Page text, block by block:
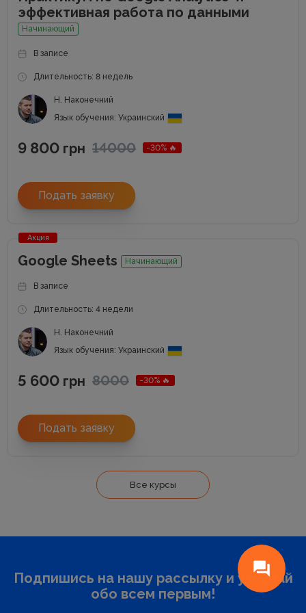
эффективная работа по данными
Начинающий
В записе
Длительность: 8 недель
Н. Наконечний
Язык обучения: Украинский
9 800 грн 14000 -30% 🔥
Подать заявку
Акция
Google Sheets Начинающий
В записе
Длительность: 4 недели
Н. Наконечний
Язык обучения: Украинский
5 600 грн 8000 -30% 🔥
Подать заявку
Все курсы
Подпишись на нашу рассылку и узнавай
обо всем первым!